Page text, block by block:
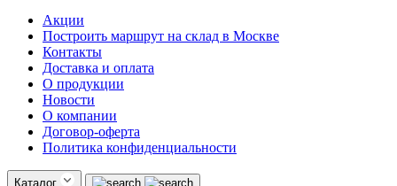
Акции
Построить маршрут на склад в Москве
Контакты
Доставка и оплата
О продукции
Новости
О компании
Договор-оферта
Политика конфиденциальности
Каталог